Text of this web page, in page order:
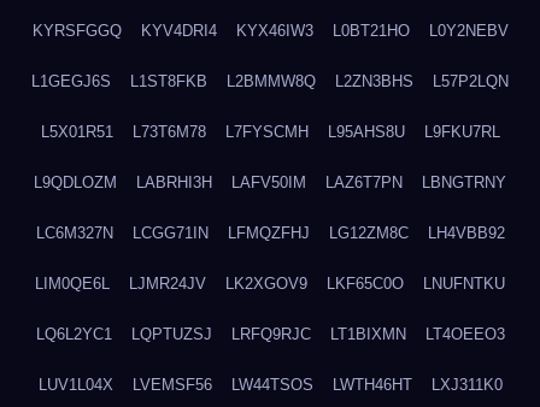
KYRSFGGQ KYV4DRI4 KYX46IW3 L0BT21HO L0Y2NEBV
L1GEGJ6S L1ST8FKB L2BMMW8Q L2ZN3BHS L57P2LQN
L5X01R51 L73T6M78 L7FYSCMH L95AHS8U L9FKU7RL
L9QDLOZM LABRHI3H LAFV50IM LAZ6T7PN LBNGTRNY
LC6M327N LCGG71IN LFMQZFHJ LG12ZM8C LH4VBB92
LIM0QE6L LJMR24JV LK2XGOV9 LKF65C0O LNUFNTKU
LQ6L2YC1 LQPTUZSJ LRFQ9RJC LT1BIXMN LT4OEEO3
LUV1L04X LVEMSF56 LW44TSOS LWTH46HT LXJ311K0